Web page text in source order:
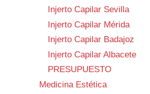
Injerto Capilar Sevilla
Injerto Capilar Mérida
Injerto Capilar Badajoz
Injerto Capilar Albacete
PRESUPUESTO
Medicina Estética